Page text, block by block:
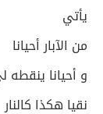
يأتي
من الآبار أحيانا
و أحيانا ينقطه
نقيا هكذا كالنار